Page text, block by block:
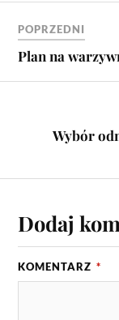
POPRZEDNI
Plan na
Wybór
Dodaj
KOMENTARZ *